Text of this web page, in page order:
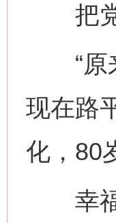
把党
“原来
现在路
化，80
幸福